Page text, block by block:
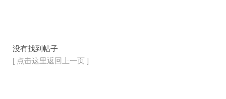
没有找到帖子
[ 点击这里返回上一页 ]